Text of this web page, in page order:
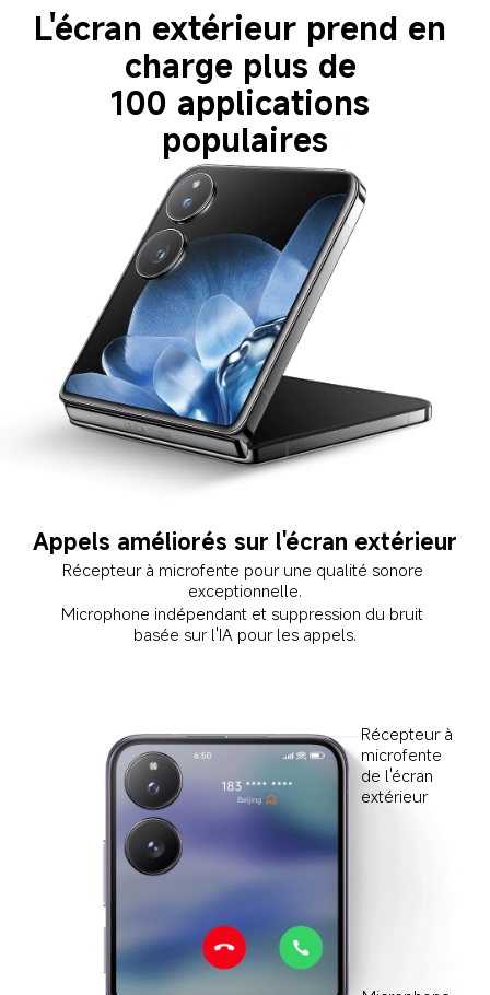
L'écran extérieur prend en
charge plus de
100 applications
populaires
Appels améliorés sur l'écran extérieur
Récepteur à microfente pour une qualité sonore
exceptionnelle.
Microphone indépendant et suppression du bruit
basée sur l'IA pour les appels.
Récepteur à
microfente
de l'écran
extérieur